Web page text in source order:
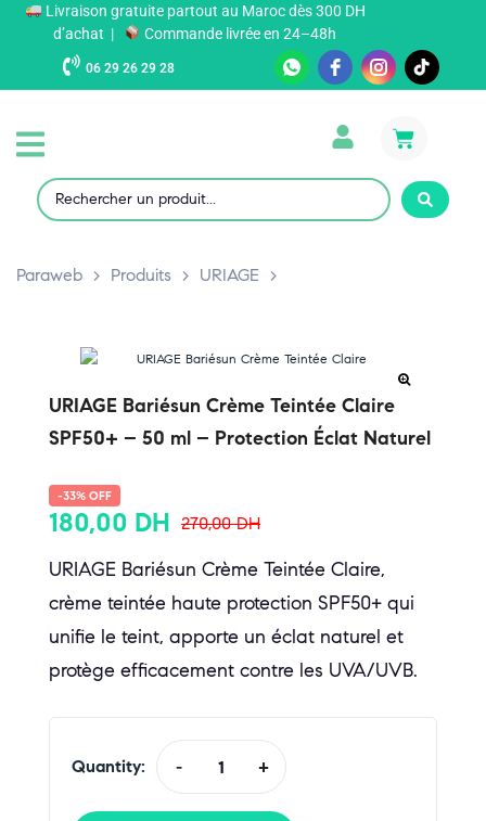
Livraison gratuite partout au Maroc dès 300 DH
d’achat |
Commande livrée en 24–48h
06 29 26 29 28
Paraweb > Produits > URIAGE >
URIAGE Bariésun Crème Teintée Claire
SPF50+ – 50 ml – Protection Éclat Naturel
-33% OFF
270,00DH
180,00 DH
URIAGE Bariésun Crème Teintée Claire,
crème teintée haute protection SPF50+ qui
unifie le teint, apporte un éclat naturel et
protège efficacement contre les UVA/UVB.
Quantity: - +